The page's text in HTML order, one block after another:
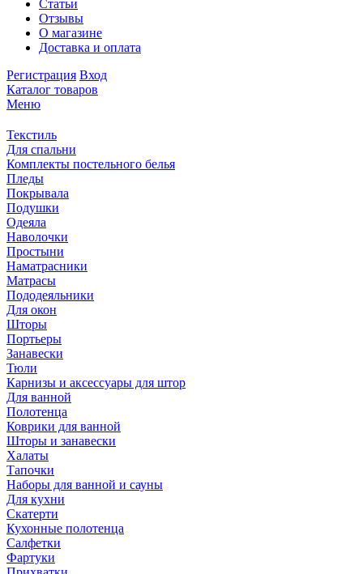
Статьи
Отзывы
О магазине
Доставка и оплата
Регистрация Вход
Каталог товаров
Меню
Текстиль
Для спальни
Комплекты постельного белья
Пледы
Покрывала
Подушки
Одеяла
Наволочки
Простыни
Наматрасники
Матрасы
Пододеяльники
Для окон
Шторы
Портьеры
Занавески
Тюли
Карнизы и аксессуары для штор
Для ванной
Полотенца
Коврики для ванной
Шторы и занавески
Халаты
Тапочки
Наборы для ванной и сауны
Для кухни
Скатерти
Кухонные полотенца
Салфетки
Фартуки